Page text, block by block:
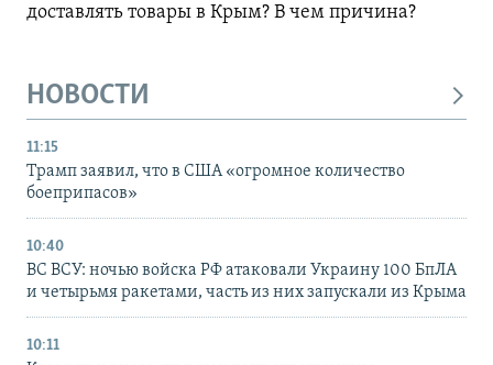
доставлять товары в Крым? В чем причина?
НОВОСТИ
11:15
Трамп заявил, что в США «огромное количество
боеприпасов»
10:40
ВС ВСУ: ночью войска РФ атаковали Украину 100 БпЛА
и четырьмя ракетами, часть из них запускали из Крыма
10:11